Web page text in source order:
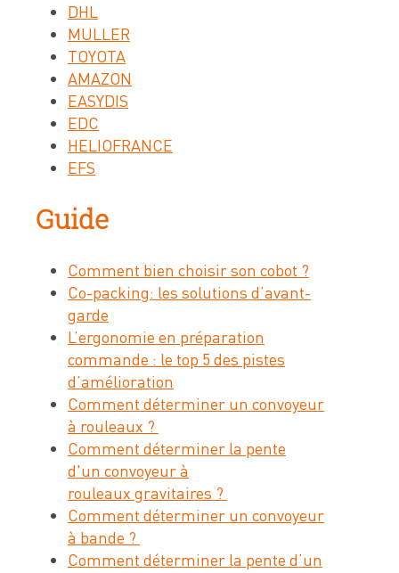
DHL
MULLER
TOYOTA
AMAZON
EASYDIS
EDC
HELIOFRANCE
EFS
Guide
Comment bien choisir son cobot ?
Co-packing: les solutions d’avant-
garde
L’ergonomie en préparation
commande : le top 5 des pistes
d’amélioration
Comment déterminer un convoyeur
à rouleaux ?
Comment déterminer la pente
d'un convoyeur à
rouleaux gravitaires ?
Comment déterminer un convoyeur
à bande ?
Comment déterminer la pente d’un